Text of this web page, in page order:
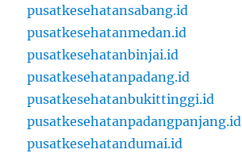
pusatkesehatansabang.id
pusatkesehatanmedan.id
pusatkesehatanbinjai.id
pusatkesehatanpadang.id
pusatkesehatanbukittinggi.id
pusatkesehatanpadangpanjang.id
pusatkesehatandumai.id